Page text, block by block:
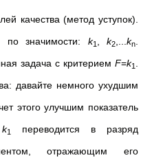
качества (метод уступок).
по значимости: k1 k2 kn
задача с критерием F=k1
давайте немного ухудшим
этого улучшим показатель
k1
переводится в разряд
отражающим его